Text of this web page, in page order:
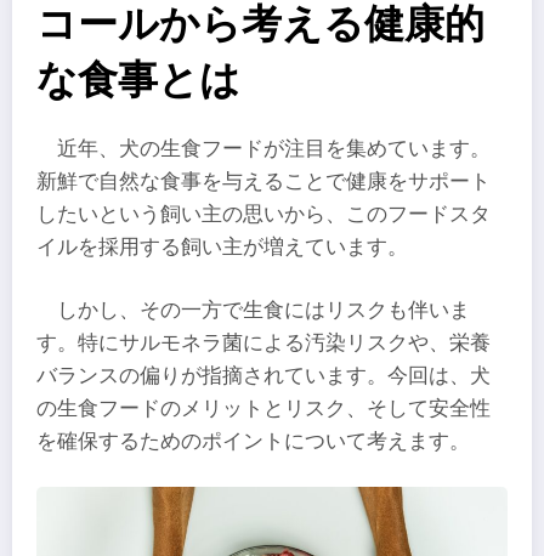
コールから考える健康的
な食事とは
近年、犬の生食フードが注目を集めています。
新鮮で自然な食事を与えることで健康をサポート
したいという飼い主の思いから、このフードスタ
イルを採用する飼い主が増えています。
しかし、その一方で生食にはリスクも伴いま
す。特にサルモネラ菌による汚染リスクや、栄養
バランスの偏りが指摘されています。今回は、犬
の生食フードのメリットとリスク、そして安全性
を確保するためのポイントについて考えます。